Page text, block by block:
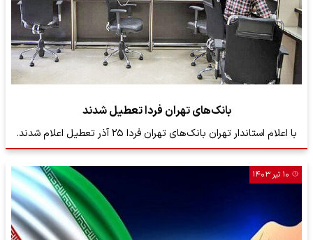
بانک‌های تهران فردا تعطیل شدند
با اعلام استاندار تهران بانک‌های تهران فردا ۲۵ آذر تعطیل اعلام شدند.
۱۰ تیر ۱۴۰۳